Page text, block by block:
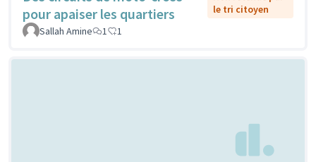
pour apaiser les quartiers
le tri citoyen
Sallah Amine
1 1